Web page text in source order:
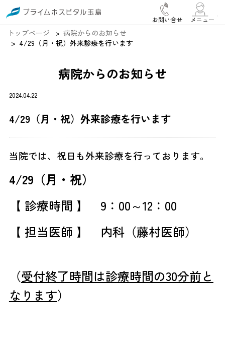
メニュー
お問い合せ
トップページ
病院からのお知らせ
4/29（月・祝）外来診療を行います
病院からのお知らせ
2024.04.22
4/29（月・祝）外来診療を行います
当院では、祝日も外来診療を行っております。
4/29（月・祝）
【 診療時間 】 9：00～12：00
【 担当医師 】 内科（藤村医師）
（受付終了時間は診療時間の30分前と
なります）